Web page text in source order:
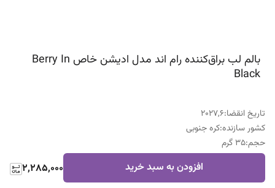
بالم لب براق‌کننده رام اند مدل ادیشن خاص Berry In
Black
تاریخ انقضا:
2027,6
کشور سازنده:کره جنوبی
حجم:35 گرم
2,285,000 افزودن به سبد خرید